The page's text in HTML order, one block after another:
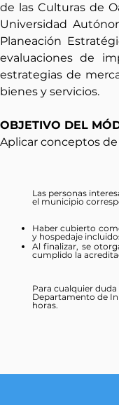
de las Culturas de
Universidad
Planeación
evaluaciones de
estrategias de
bienes y servicios.
OBJETIVO DEL
Aplicar conceptos
Las personas
el municipio
Haber cubierto
y hospedaje
Al finalizar, se
cumplido la
Para cualquier
Departamento de
horas.